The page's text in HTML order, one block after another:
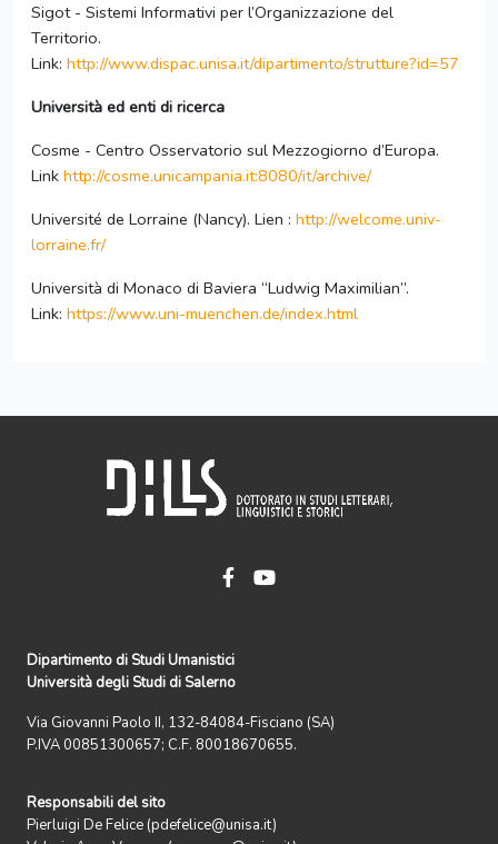
Sigot - Sistemi Informativi per l’Organizzazione del
Territorio.
Link: http://www.dispac.unisa.it/dipartimento/strutture?id=57
Università ed enti di ricerca
Cosme - Centro Osservatorio sul Mezzogiorno d’Europa.
Link http://cosme.unicampania.it:8080/it/archive/
Université de Lorraine (Nancy). Lien : http://welcome.univ-
lorraine.fr/
Università di Monaco di Baviera “Ludwig Maximilian”.
Link: https://www.uni-muenchen.de/index.html
Dipartimento di Studi Umanistici
Università degli Studi di Salerno
Via Giovanni Paolo II, 132-84084-Fisciano (SA)
P.IVA 00851300657; C.F. 80018670655.
Responsabili del sito
Pierluigi De Felice (pdefelice@unisa.it)